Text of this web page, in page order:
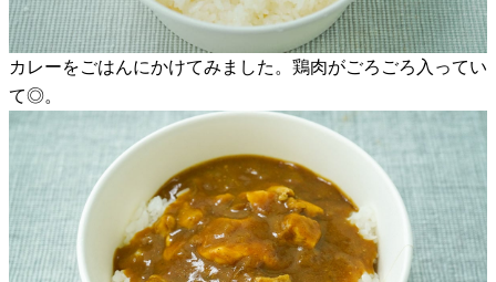
カレーをごはんにかけてみました。鶏肉がごろごろ入ってい
て◎。